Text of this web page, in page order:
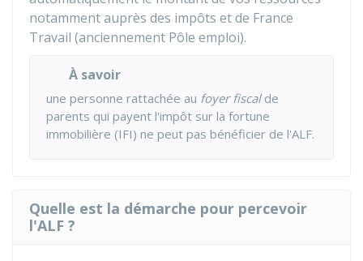
notamment auprès des impôts et de France
Travail (anciennement Pôle emploi).
À savoir
une personne rattachée au foyer fiscalde
parents qui payent l'impôt sur la fortune
immobilière (IFI) ne peut pas bénéficier de l'ALF.
Quelle est la démarche pour percevoir
l'ALF ?